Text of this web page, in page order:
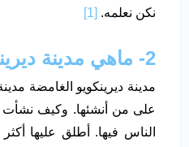
نكن نعلمه. [1]
2- ماهي مدينة ديرينكويو الغامضة؟
مدينة ديرينكويو الغامضة
على من أنشئها. وكيف
الناس فيها. أطلق عليها